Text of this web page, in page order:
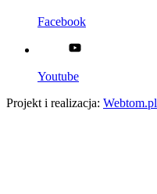
Facebook
Youtube
Projekt i realizacja: Webtom.pl